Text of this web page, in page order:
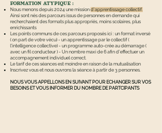
FORMATION ATYPIQUE :
Nous menons depuis 2024 une mission d'apprentissage collectif.
Ainsi sont nés des parcours issus de personnes en demande qui
recherchaient des formats plus appropriés, moins scolaires, plus
enrichissants
Les points communs de ces parcours proposés ici : un format inversé
( on part de votre vécu) - un apprentissage par le collectif (
l'intelligence collective) - un programme auto-crée au démarrage (
avec un fil conducteur ) - Un nombre maxi de 6 afin d'effectuer un
accompagnement individuel correct.
Le tarif de ces séances est moindre en raison de la mutualisation
Inscrivez vous et nous ouvrons la séance à partir de 3 personnes.
NOUS VOUS APPELLONS EN SUIVANT POUR ECHANGER SUR VOS
BESOINS ET VOUS INFORMER DU NOMBRE DE PARTCIPANTS